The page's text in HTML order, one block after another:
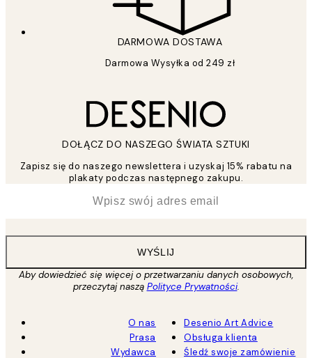
DARMOWA DOSTAWA
Darmowa Wysyłka od 249 zł
DOŁĄCZ DO NASZEGO ŚWIATA SZTUKI
Zapisz się do naszego newslettera i uzyskaj 15% rabatu na
plakaty podczas następnego zakupu.
WYŚLIJ
Aby dowiedzieć się więcej o przetwarzaniu danych osobowych,
przeczytaj naszą Polityce Prywatności.
O nas
Prasa
Wydawca
Desenio Art Advice
Obsługa klienta
Śledź swoje zamówienie